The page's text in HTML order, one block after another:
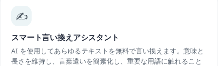
✍️
スマート言い換えアシスタント
AI を使用してあらゆるテキストを無料で言い換えます。意味と
長さを維持し、言葉遣いを簡素化し、重要な用語に触れること